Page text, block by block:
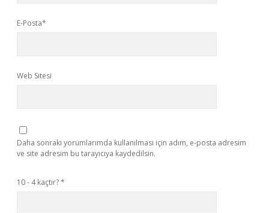
E-Posta*
Web Sitesi
Daha sonraki yorumlarımda kullanılması için adım, e-posta adresim
ve site adresim bu tarayıcıya kaydedilsin.
10 - 4 kaçtır?*